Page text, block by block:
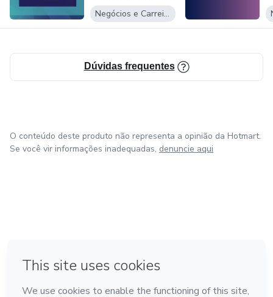
Negócios e Carreira
Dúvidas frequentes
O conteúdo deste produto não representa a opinião da Hotmart.
Se você vir informações inadequadas, denuncie aqui
Feito com ❤ em Bogotá